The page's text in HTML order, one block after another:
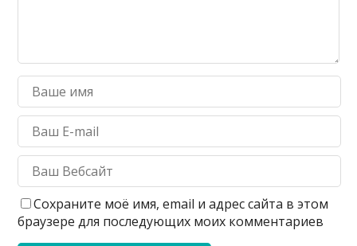
Сохраните моё имя, email и адрес сайта в этом
браузере для последующих моих комментариев